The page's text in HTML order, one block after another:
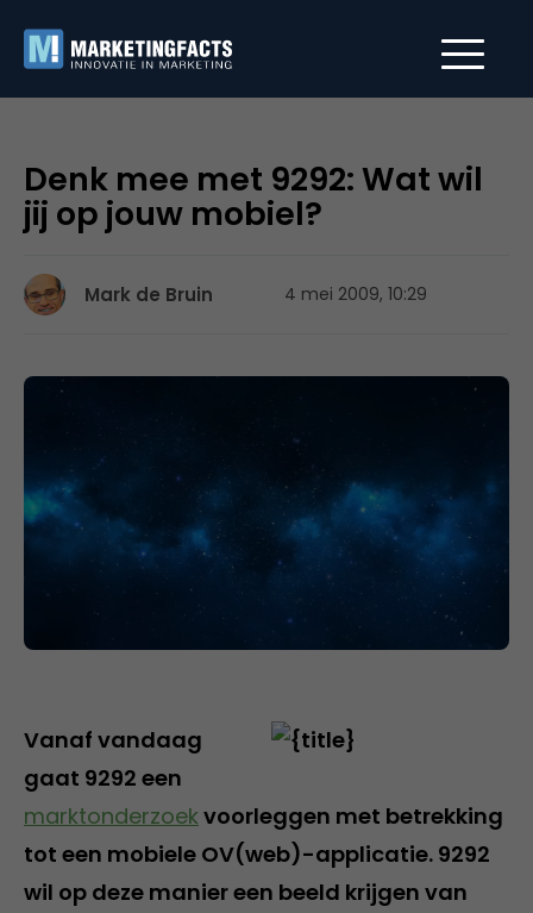
Denk mee met 9292: Wat wil
jij op jouw mobiel?
Mark de Bruin 4 mei 2009, 10:29
Vanaf vandaag
gaat 9292 een
marktonderzoek voorleggen met betrekking
tot een mobiele OV(web)-applicatie. 9292
wil op deze manier een beeld krijgen van